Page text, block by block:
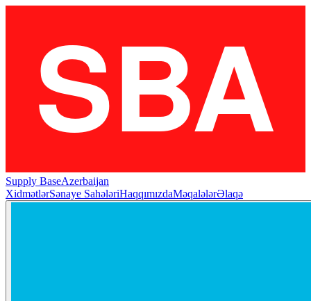
Supply BaseAzerbaijan
XidmətlərSənaye SahələriHaqqımızdaMəqalələrƏlaqə